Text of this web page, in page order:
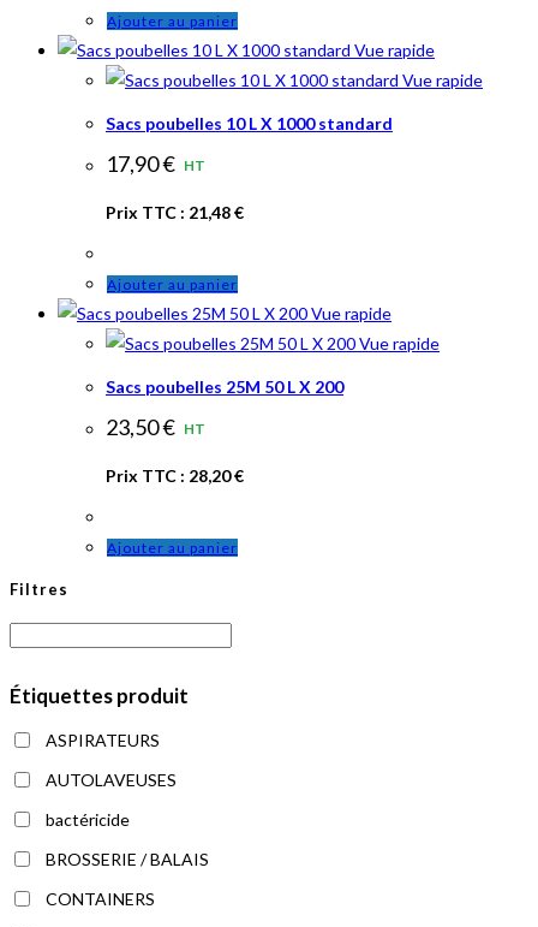
Ajouter au panier
Vue rapide
Vue rapide
Sacs poubelles 10 L X 1000 standard
17,90€ HT
Prix TTC : 21,48€
Ajouter au panier
Vue rapide
Vue rapide
Sacs poubelles 25M 50 L X 200
23,50€ HT
Prix TTC : 28,20€
Ajouter au panier
Filtres
Étiquettes produit
ASPIRATEURS
AUTOLAVEUSES
bactéricide
BROSSERIE / BALAIS
CONTAINERS